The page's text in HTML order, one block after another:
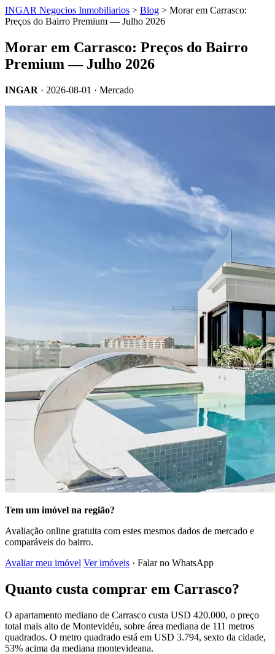
INGAR Negocios Inmobiliarios > Blog > Morar em Carrasco:
Preços do Bairro Premium — Julho 2026
Morar em Carrasco: Preços do Bairro
Premium — Julho 2026
INGAR · 2026-08-01 · Mercado
Tem um imóvel na região?
Avaliação online gratuita com estes mesmos dados de mercado e
comparáveis do bairro.
Avaliar meu imóvel Ver imóveis · Falar no WhatsApp
Quanto custa comprar em Carrasco?
O apartamento mediano de Carrasco custa USD 420.000, o preço
total mais alto de Montevidéu, sobre área mediana de 111 metros
quadrados. O metro quadrado está em USD 3.794, sexto da cidade,
53% acima da mediana montevideana.